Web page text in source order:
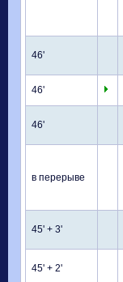
46'
46'
46'
в перерыве
45' + 3'
45' + 2'